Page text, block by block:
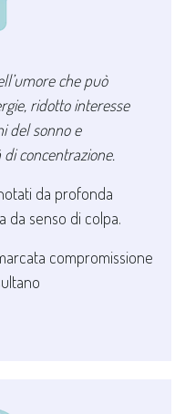
che può
ridotto interesse
del sonno e
concentrazione.
da profonda
da senso di colpa.
compromissione